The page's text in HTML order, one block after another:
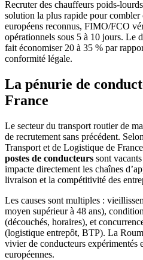
Recruter des chauffeurs poids-
solution la plus rapide pour
européens reconnus, FIMO/FCO
opérationnels sous 5 à 10 jours. Le
fait économiser 20 à 35 % par
conformité légale.
La pénurie de
France
Le secteur du transport routier de
de recrutement sans précédent.
Transport et de Logistique de
postes de conducteurs sont
impacte directement les chaînes
livraison et la compétitivité des
Les causes sont multiples :
moyen supérieur à 48 ans),
(découchés, horaires), et
(logistique entrepôt, BTP). La
vivier de conducteurs expérimentés
européennes.